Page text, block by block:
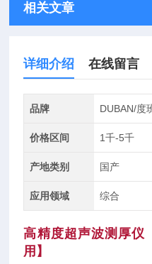
相关文章
详细介绍 在线留言
品牌 DUBAN/度
价格区间 1千-5千
产地类别 国产
应用领域 综合
高精度超声波测厚仪
用 】